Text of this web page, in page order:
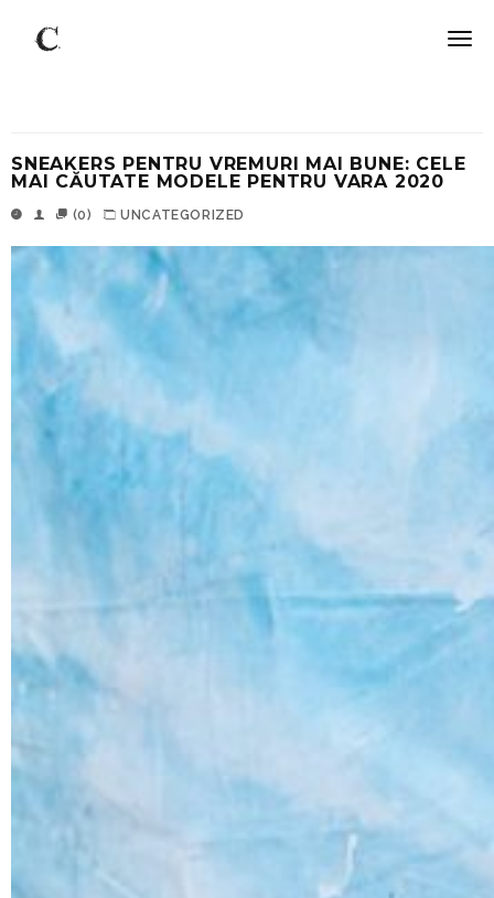
SNEAKERS PENTRU VREMURI MAI BUNE: CELE
MAI CĂUTATE MODELE PENTRU VARA 2020
(0) UNCATEGORIZED